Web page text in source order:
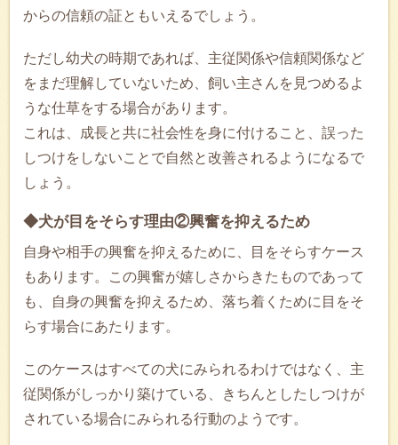
からの信頼の証ともいえるでしょう。
ただし幼犬の時期であれば、主従関係や信頼関係など
をまだ理解していないため、飼い主さんを見つめるよ
うな仕草をする場合があります。
これは、成長と共に社会性を身に付けること、誤った
しつけをしないことで自然と改善されるようになるで
しょう。
◆犬が目をそらす理由②興奮を抑えるため
自身や相手の興奮を抑えるために、目をそらすケース
もあります。この興奮が嬉しさからきたものであって
も、自身の興奮を抑えるため、落ち着くために目をそ
らす場合にあたります。
このケースはすべての犬にみられるわけではなく、主
従関係がしっかり築けている、きちんとしたしつけが
されている場合にみられる行動のようです。